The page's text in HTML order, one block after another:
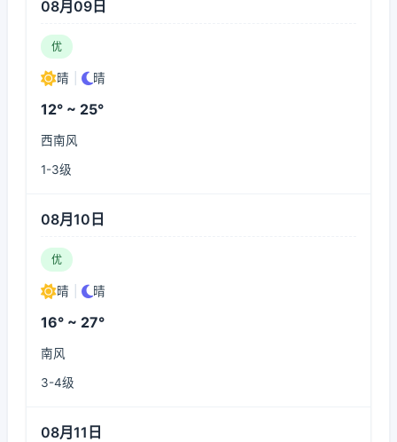
08月09日
优
晴 晴
12° ~ 25°
西南风
1-3级
08月10日
优
晴 晴
16° ~ 27°
南风
3-4级
08月11日